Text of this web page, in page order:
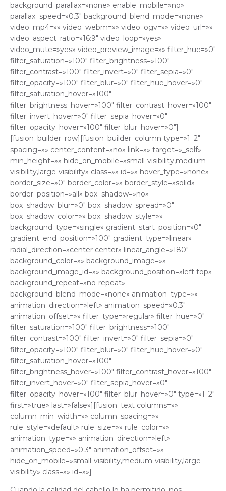
background_parallax=»none» enable_mobile=»no»
parallax_speed=»0.3″ background_blend_mode=»none»
video_mp4=»» video_webm=»» video_ogv=»» video_url=»»
video_aspect_ratio=»16:9″ video_loop=»yes»
video_mute=»yes» video_preview_image=»» filter_hue=»0″
filter_saturation=»100″ filter_brightness=»100″
filter_contrast=»100″ filter_invert=»0″ filter_sepia=»0″
filter_opacity=»100″ filter_blur=»0″ filter_hue_hover=»0″
filter_saturation_hover=»100″
filter_brightness_hover=»100″ filter_contrast_hover=»100″
filter_invert_hover=»0″ filter_sepia_hover=»0″
filter_opacity_hover=»100″ filter_blur_hover=»0″]
[fusion_builder_row][fusion_builder_column type=»1_2″
spacing=»» center_content=»no» link=»» target=»_self»
min_height=»» hide_on_mobile=»small-visibility,medium-
visibility,large-visibility» class=»» id=»» hover_type=»none»
border_size=»0″ border_color=»» border_style=»solid»
border_position=»all» box_shadow=»no»
box_shadow_blur=»0″ box_shadow_spread=»0″
box_shadow_color=»» box_shadow_style=»»
background_type=»single» gradient_start_position=»0″
gradient_end_position=»100″ gradient_type=»linear»
radial_direction=»center center» linear_angle=»180″
background_color=»» background_image=»»
background_image_id=»» background_position=»left top»
background_repeat=»no-repeat»
background_blend_mode=»none» animation_type=»»
animation_direction=»left» animation_speed=»0.3″
animation_offset=»» filter_type=»regular» filter_hue=»0″
filter_saturation=»100″ filter_brightness=»100″
filter_contrast=»100″ filter_invert=»0″ filter_sepia=»0″
filter_opacity=»100″ filter_blur=»0″ filter_hue_hover=»0″
filter_saturation_hover=»100″
filter_brightness_hover=»100″ filter_contrast_hover=»100″
filter_invert_hover=»0″ filter_sepia_hover=»0″
filter_opacity_hover=»100″ filter_blur_hover=»0″ type=»1_2″
first=»true» last=»false»][fusion_text columns=»»
column_min_width=»» column_spacing=»»
rule_style=»default» rule_size=»» rule_color=»»
animation_type=»» animation_direction=»left»
animation_speed=»0.3″ animation_offset=»»
hide_on_mobile=»small-visibility,medium-visibility,large-
visibility» class=»» id=»»]